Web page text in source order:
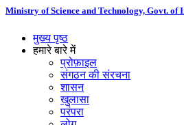
Ministry of Science and Technology, Govt. of
मुख्य पृष्ठ
हमारे बारे में
प्रोफ़ाइल
संगठन की संरचना
शासन
खुलासा
परंपरा